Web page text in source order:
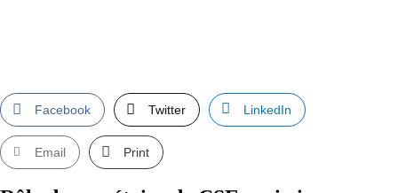
Facebook Twitter LinkedIn
Email Print